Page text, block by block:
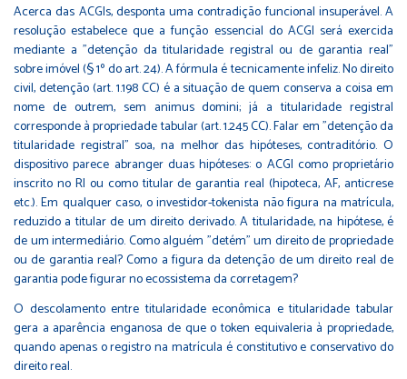
Acerca das ACGIs, desponta uma contradição funcional insuperável. A
resolução estabelece que a função essencial do ACGI será exercida
mediante a "detenção da titularidade registral ou de garantia real"
sobre imóvel (§ 1º do art. 24). A fórmula é tecnicamente infeliz. No direito
civil, detenção (art. 1.198 CC) é a situação de quem conserva a coisa em
nome de outrem, sem animus domini; já a titularidade registral
corresponde à propriedade tabular (art. 1.245 CC). Falar em "detenção da
titularidade registral" soa, na melhor das hipóteses, contraditório. O
dispositivo parece abranger duas hipóteses: o ACGI como proprietário
inscrito no RI ou como titular de garantia real (hipoteca, AF, anticrese
etc.). Em qualquer caso, o investidor-tokenista não figura na matrícula,
reduzido a titular de um direito derivado. A titularidade, na hipótese, é
de um intermediário. Como alguém "detém" um direito de propriedade
ou de garantia real? Como a figura da detenção de um direito real de
garantia pode figurar no ecossistema da corretagem?
O descolamento entre titularidade econômica e titularidade tabular
gera a aparência enganosa de que o token equivaleria à propriedade,
quando apenas o registro na matrícula é constitutivo e conservativo do
direito real.